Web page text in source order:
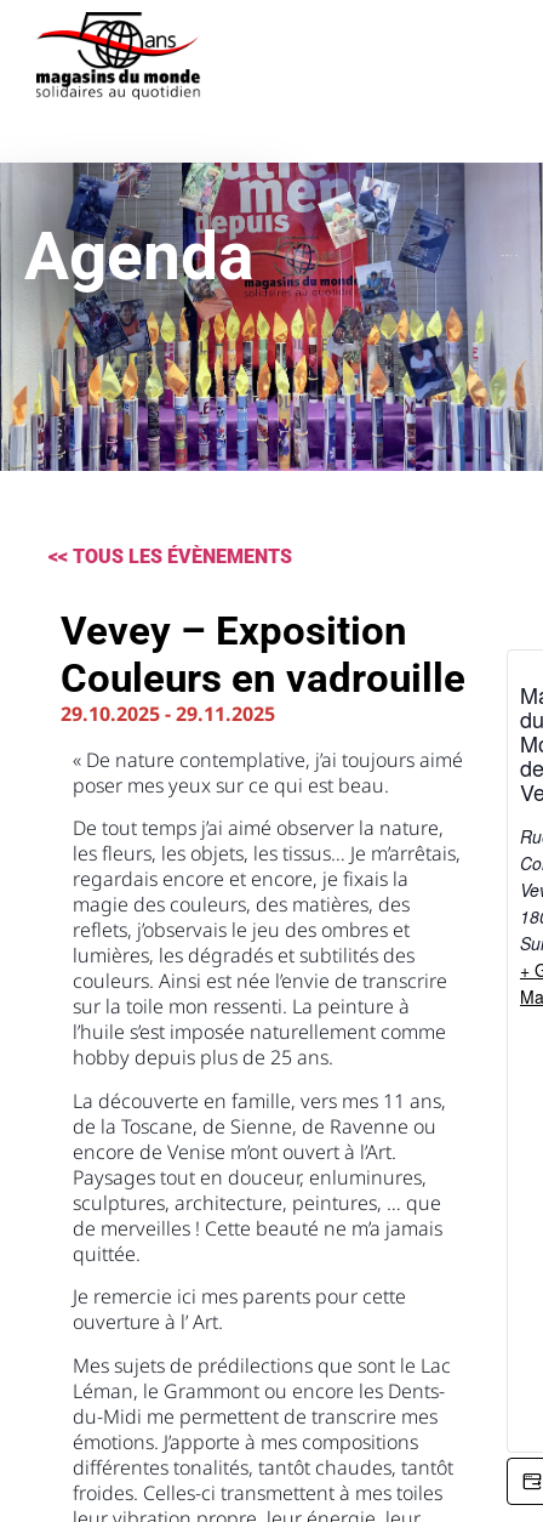
Agenda
<< TOUS LES ÉVÈNEMENTS
Vevey – Exposition
Couleurs en vadrouille
29.10.2025-29.11.2025
« De nature contemplative, j’ai toujours aimé
poser mes yeux sur ce qui est beau.
De tout temps j’ai aimé observer la nature,
les fleurs, les objets, les tissus… Je m’arrêtais,
regardais encore et encore, je fixais la
magie des couleurs, des matières, des
reflets, j’observais le jeu des ombres et
lumières, les dégradés et subtilités des
couleurs. Ainsi est née l’envie de transcrire
sur la toile mon ressenti. La peinture à
l’huile s’est imposée naturellement comme
hobby depuis plus de 25 ans.
La découverte en famille, vers mes 11 ans,
de la Toscane, de Sienne, de Ravenne ou
encore de Venise m’ont ouvert à l’Art.
Paysages tout en douceur, enluminures,
sculptures, architecture, peintures, … que
de merveilles ! Cette beauté ne m’a jamais
quittée.
Je remercie ici mes parents pour cette
ouverture à l’ Art.
Mes sujets de prédilections que sont le Lac
Léman, le Grammont ou encore les Dents-
du-Midi me permettent de transcrire mes
émotions. J’apporte à mes compositions
différentes tonalités, tantôt chaudes, tantôt
froides. Celles-ci transmettent à mes toiles
du
de
+